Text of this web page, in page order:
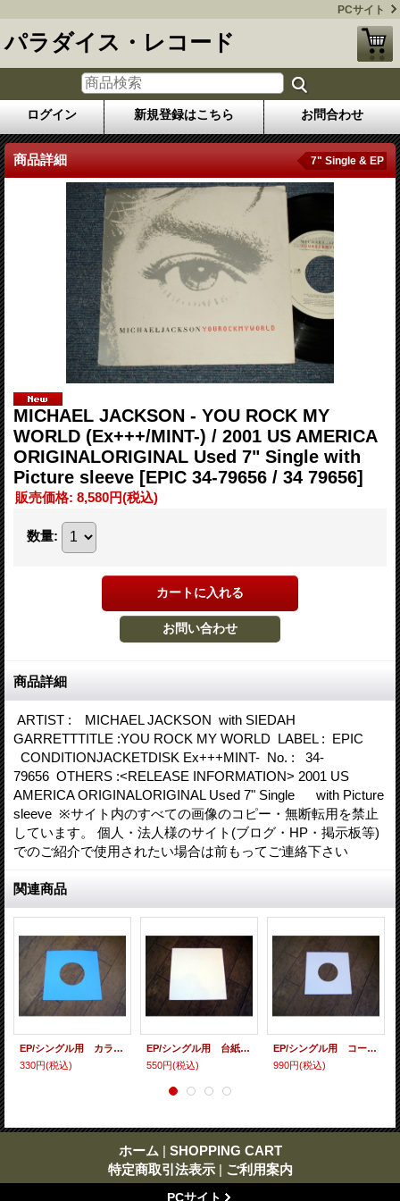
PCサイト
パラダイス・レコード
ログイン 新規登録はこちら お問合わせ
商品詳細 7" Single & EP
MICHAEL JACKSON - YOU ROCK MY
WORLD (Ex+++/MINT-) / 2001 US AMERICA
ORIGINALORIGINAL Used 7" Single with
Picture sleeve [EPIC 34-79656 / 34 79656]
販売価格: 8,580円(税込)
数量:
商品詳細
ARTIST : MICHAEL JACKSON with SIEDAH
GARRETTTITLE :YOU ROCK MY WORLD LABEL : EPIC
CONDITIONJACKETDISK Ex+++MINT- No. : 34-
79656 OTHERS :<RELEASE INFORMATION> 2001 US
AMERICA ORIGINALORIGINAL Used 7" Single with Picture
sleeve ※サイト内のすべての画像のコピー・無断転用を禁止
しています。 個人・法人様のサイト(ブログ・HP・掲示板等)
でのご紹介で使用されたい場合は前もってご連絡下さい
関連商品
EP/シングル用 カラースリーヴ（全4色） 5枚セット
330円(税込)
EP/シングル用 台紙 10枚セット
550円(税込)
EP/シングル用 コート紙丸穴ジャケ 白 10 copies set / １０枚セット
990円(税込)
ホーム | SHOPPING CART
特定商取引法表示 | ご利用案内
PCサイト